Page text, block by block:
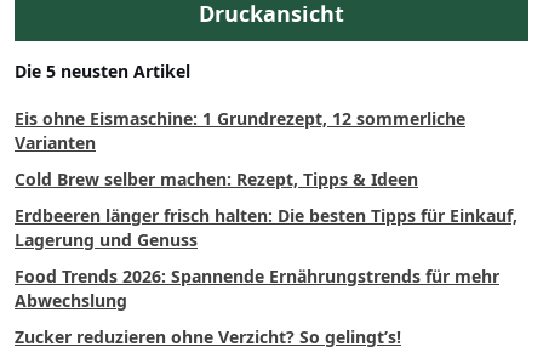
Druckansicht
Die 5 neusten Artikel
Eis ohne Eismaschine: 1 Grundrezept, 12 sommerliche
Varianten
Cold Brew selber machen: Rezept, Tipps & Ideen
Erdbeeren länger frisch halten: Die besten Tipps für Einkauf,
Lagerung und Genuss
Food Trends 2026: Spannende Ernährungstrends für mehr
Abwechslung
Zucker reduzieren ohne Verzicht? So gelingt’s!